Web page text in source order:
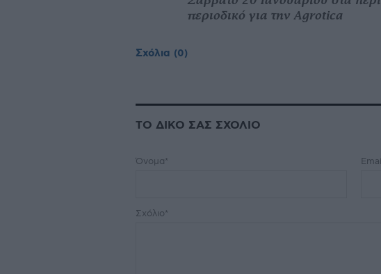
περιοδικό για την Agrotica
Σχόλια (0)
ΤΟ ΔΙΚΟ ΣΑΣ ΣΧΟΛΙΟ
Όνομα*
Σχόλιο*